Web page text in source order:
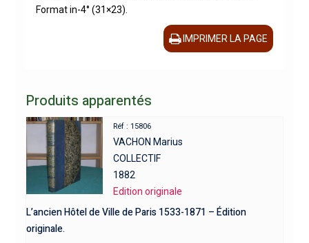
Format in-4° (31×23).
IMPRIMER LA PAGE
Produits apparentés
Réf : 15806
VACHON Marius
COLLECTIF
1882
Edition originale
L’ancien Hôtel de Ville de Paris 1533-1871 – Édition
originale.